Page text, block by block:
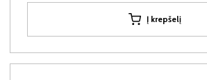
Į krepšelį